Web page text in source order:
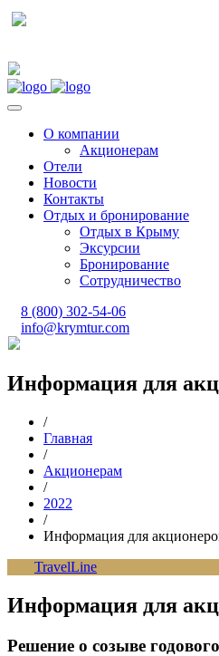
О компании
Акционерам
Отели
Новости
Контакты
Отдых и бронирование
Отдых в Крыму
Эксурсии
Бронирование
Сотрудничество
8 (800) 302-54-06
info@krymtur.com
Информация для
/
Главная
/
Акционерам
/
2022
/
Информация для
TravelLine
Информация для
Решение о созыве